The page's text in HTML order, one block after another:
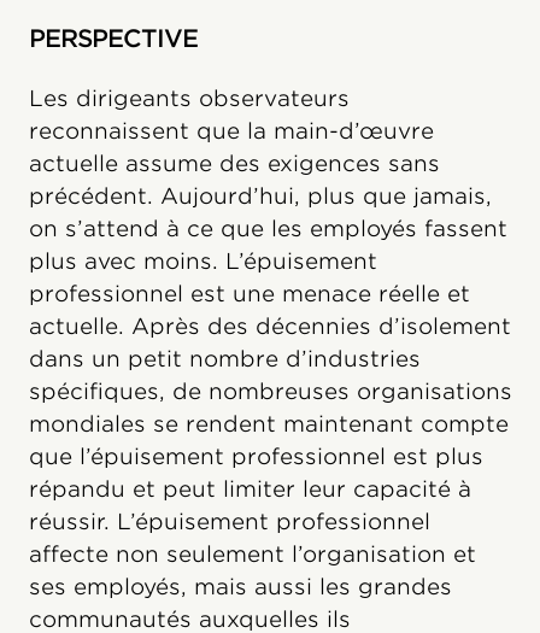
PERSPECTIVE
Les dirigeants observateurs
reconnaissent que la main-d’œuvre
actuelle assume des exigences sans
précédent. Aujourd’hui, plus que jamais,
on s’attend à ce que les employés fassent
plus avec moins. L’épuisement
professionnel est une menace réelle et
actuelle. Après des décennies d’isolement
dans un petit nombre d’industries
spécifiques, de nombreuses organisations
mondiales se rendent maintenant compte
que l’épuisement professionnel est plus
répandu et peut limiter leur capacité à
réussir. L’épuisement professionnel
affecte non seulement l’organisation et
ses employés, mais aussi les grandes
communautés auxquelles ils